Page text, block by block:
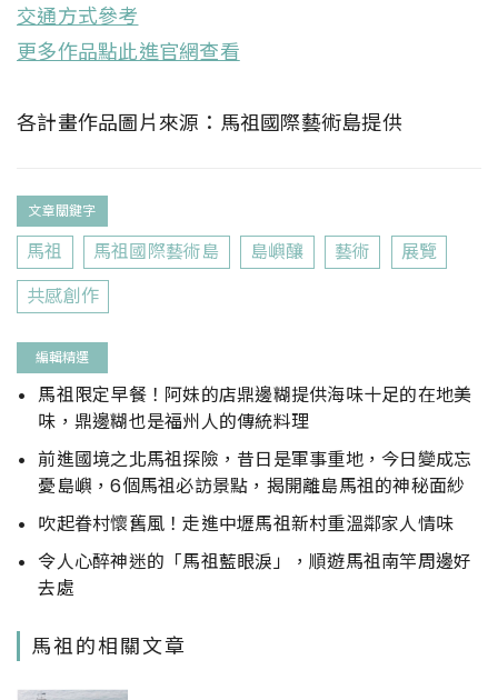
交通方式參考
更多作品點此進官網查看
各計畫作品圖片來源：馬祖國際藝術島提供
文章關鍵字
馬祖 馬祖國際藝術島 島嶼釀 藝術
展覽
共感創作
編輯精選
馬祖限定早餐！阿妹的店鼎邊糊提供海味十足的在地美
味，鼎邊糊也是福州人的傳統料理
前進國境之北馬祖探險，昔日是軍事重地，今日變成忘
憂島嶼，6個馬祖必訪景點，揭開離島馬祖的神秘面紗
吹起眷村懷舊風！走進中壢馬祖新村重溫鄰家人情味
令人心醉神迷的「馬祖藍眼淚」，順遊馬祖南竿周邊好
去處
馬祖的相關文章